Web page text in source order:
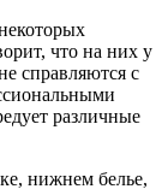
что на них у
справляются с
различные